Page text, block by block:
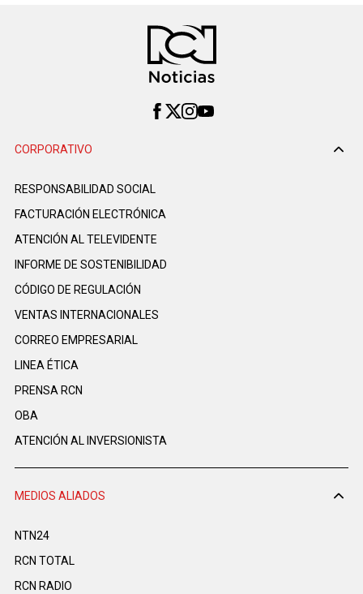
CORPORATIVO
RESPONSABILIDAD SOCIAL
FACTURACIÓN ELECTRÓNICA
ATENCIÓN AL TELEVIDENTE
INFORME DE SOSTENIBILIDAD
CÓDIGO DE REGULACIÓN
VENTAS INTERNACIONALES
CORREO EMPRESARIAL
LINEA ÉTICA
PRENSA RCN
OBA
ATENCIÓN AL INVERSIONISTA
MEDIOS ALIADOS
NTN24
RCN TOTAL
RCN RADIO